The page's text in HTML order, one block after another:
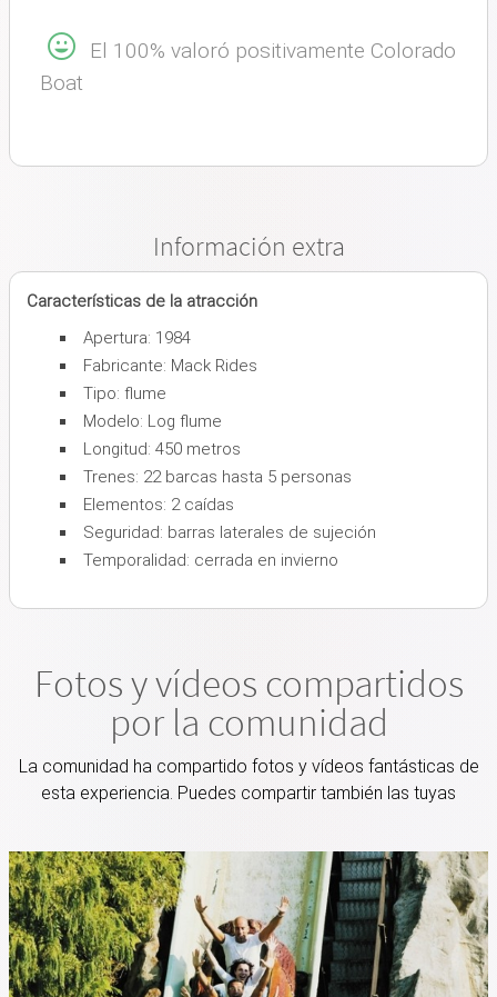
El 100% valoró positivamente Colorado
Boat
Información extra
Características de la atracción
Apertura: 1984
Fabricante: Mack Rides
Tipo: flume
Modelo: Log flume
Longitud: 450 metros
Trenes: 22 barcas hasta 5 personas
Elementos: 2 caídas
Seguridad: barras laterales de sujeción
Temporalidad: cerrada en invierno
Fotos y vídeos compartidos
por la comunidad
La comunidad ha compartido fotos y vídeos fantásticas de
esta experiencia. Puedes compartir también las tuyas